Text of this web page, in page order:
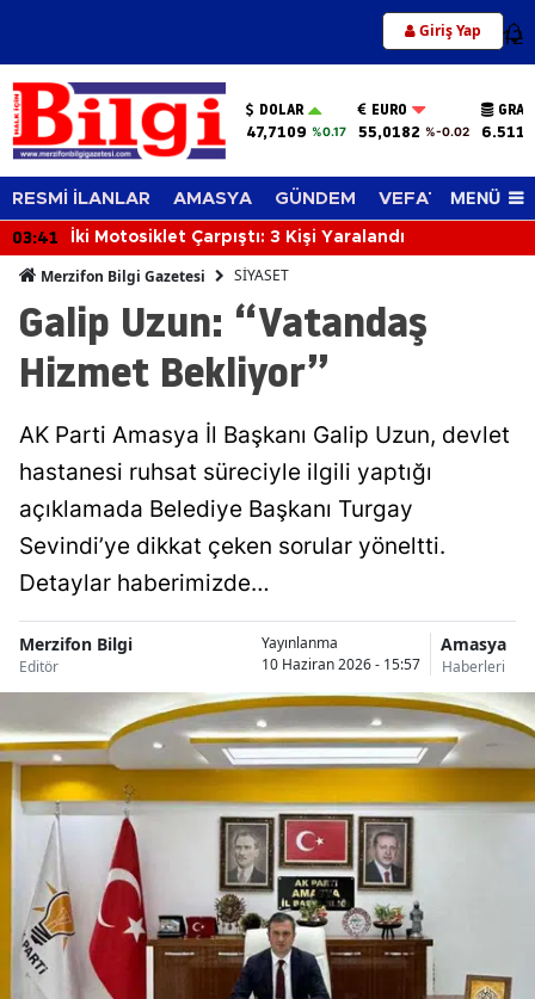
Giriş Yap 12
DOLAR
47,7109 %0.17
EURO
55,0182 %-0.02
RESMİ İLANLAR AMASYA GÜNDEM VEFAT EDENLER
MENÜ
03:41 İki Motosiklet Çarpıştı: 3 Kişi Yaralandı
Merzifon Bilgi Gazetesi SİYASET
Galip Uzun: “Vatandaş
Hizmet Bekliyor”
AK Parti Amasya İl Başkanı Galip Uzun, devlet
hastanesi ruhsat süreciyle ilgili yaptığı
açıklamada Belediye Başkanı Turgay
Sevindi’ye dikkat çeken sorular yöneltti.
Detaylar haberimizde…
Merzifon Bilgi
Editör
Yayınlanma
10 Haziran 2026 - 15:57
Amasya
Haberleri